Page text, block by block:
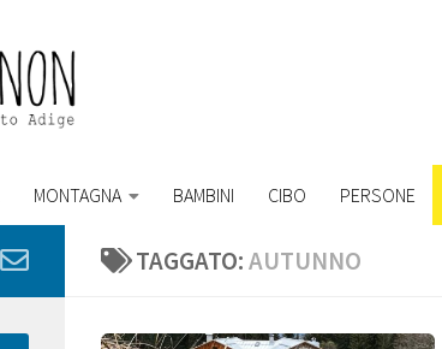
MONTAGNA BAMBINI CIBO PERSONE
TAGGATO:AUTUNNO